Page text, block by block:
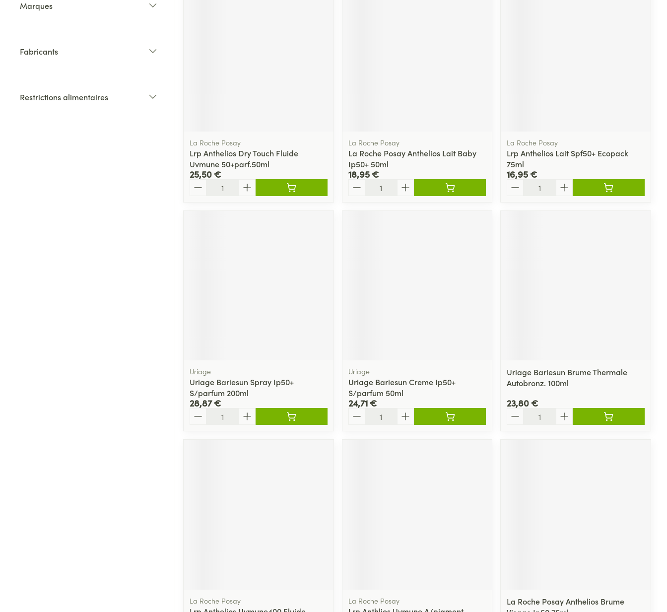
Marques
Fabricants
Restrictions alimentaires
La Roche Posay
Lrp Anthelios Dry Touch Fluide
Uvmune 50+parf.50ml
25,50 €
La Roche Posay
La Roche Posay Anthelios Lait Baby
Ip50+ 50ml
18,95 €
La Roche Posay
Lrp Anthelios Lait Spf50+ Ecopack
75ml
16,95 €
Uriage
Uriage Bariesun Spray Ip50+
S/parfum 200ml
28,87 €
Uriage
Uriage Bariesun Creme Ip50+
S/parfum 50ml
24,71 €
Uriage Bariesun Brume Thermale
Autobronz. 100ml
23,80 €
La Roche Posay La Roche Posay
La Roche Posay Anthelios Brume